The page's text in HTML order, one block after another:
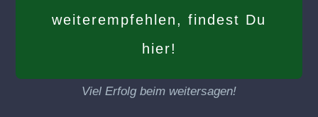
weiterempfehlen, findest Du
hier!
Viel Erfolg beim weitersagen!